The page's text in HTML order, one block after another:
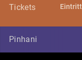
Tickets
Pinhani